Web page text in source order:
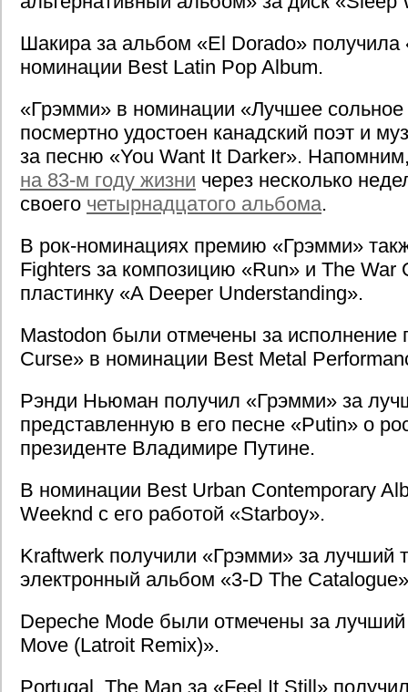
Шакира за альбом «El Dorado» получила
номинации Best Latin Pop Album.
«Грэмми» в номинации «Лучшее сольное
посмертно удостоен канадский поэт и
за песню «You Want It Darker».
на 83-м году жизни через несколько
своего четырнадцатого альбома.
В рок-номинациях премию «Грэмми»
Fighters за композицию «Run» и The War
пластинку «A Deeper Understanding».
Mastodon были отмечены за исполнение
Curse» в номинации Best Metal
Рэнди Ньюман получил «Грэмми» за
представленную в его песне «Putin» о
президенте Владимире Путине.
В номинации Best Urban Contemporary
Weeknd с его работой «Starboy».
Kraftwerk получили «Грэмми» за лучший
электронный альбом «3-D The
Depeche Mode были отмечены за
Move (Latroit Remix)».
Portugal. The Man за «Feel It Still»